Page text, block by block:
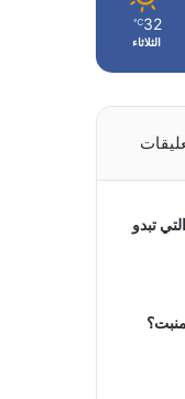
32
℃
الثلاثاء
تبدو